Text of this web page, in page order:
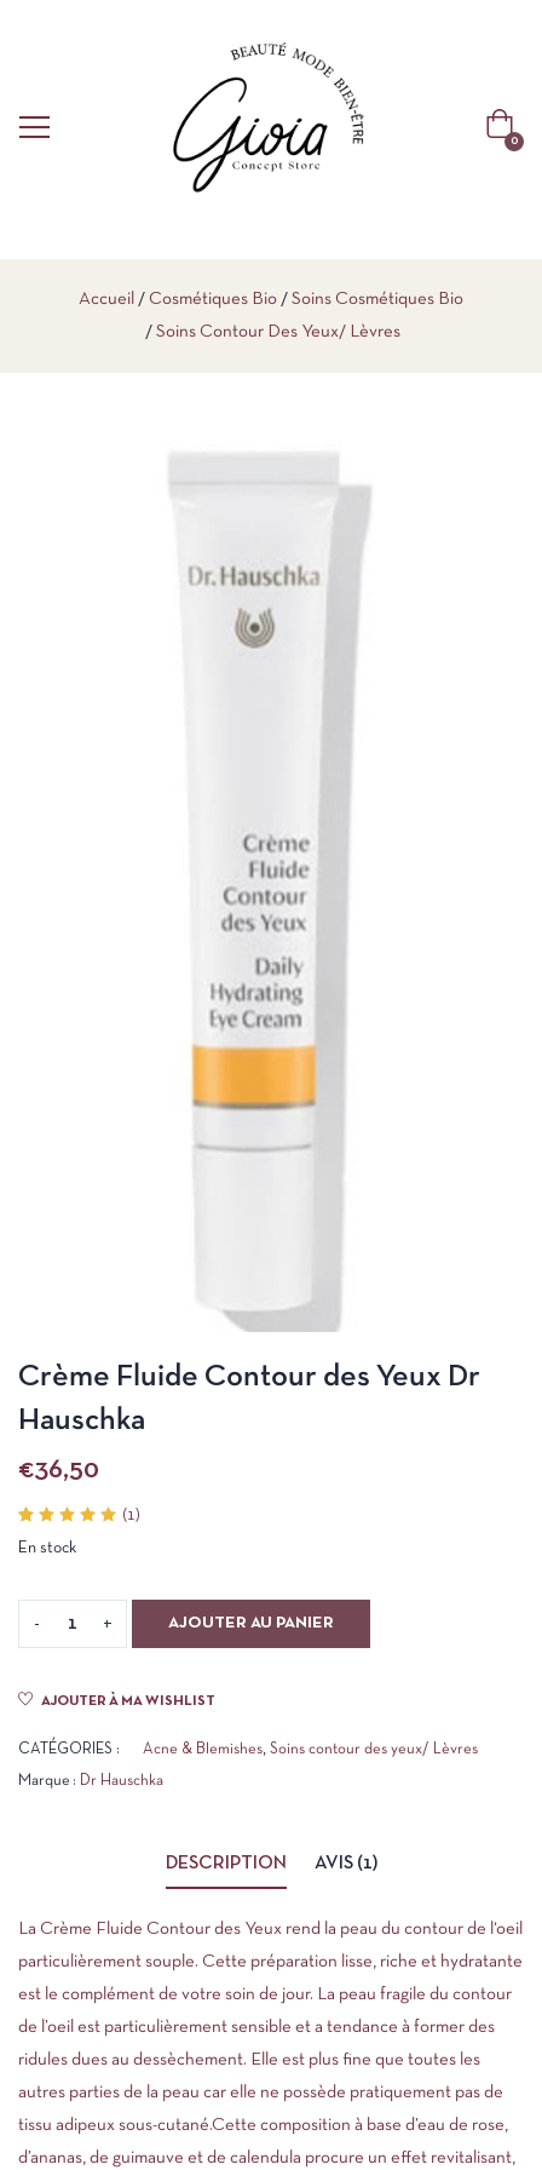
0
Accueil Cosmétiques Bio
Soins Cosmétiques Bio
Soins Contour Des Yeux/ Lèvres
Crème Fluide Contour des Yeux Dr
Hauschka
€36,50
5.00
sur
notation
(1)
En stock
AJOUTER AU PANIER
AJOUTER À MA WISHLIST
CATÉGORIES : Acne & Blemishes, Soins contour des yeux/ Lèvres
Marque : Dr Hauschka
DESCRIPTION AVIS (1)
La Crème Fluide Contour des Yeux rend la peau du contour de l‘oeil
particulièrement souple. Cette préparation lisse, riche et hydratante
est le complément de votre soin de jour. La peau fragile du contour
de l’oeil est particulièrement sensible et a tendance à former des
ridules dues au dessèchement. Elle est plus fine que toutes les
autres parties de la peau car elle ne possède pratiquement pas de
tissu adipeux sous-cutané.Cette composition à base d’eau de rose,
d’ananas, de guimauve et de calendula procure un effet revitalisant,